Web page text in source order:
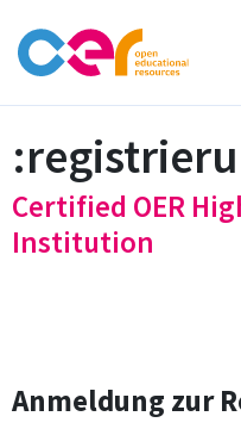
Certified OER
Institution
Anmeldung zur